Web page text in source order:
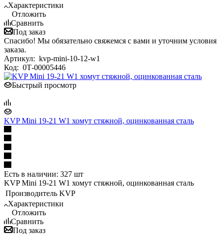
Характеристики
Отложить
Сравнить
Под заказ
Спасибо! Мы обязательно свяжемся с вами и уточним условия
заказа.
Артикул: kvp-mini-10-12-w1
Код: 0Т-00005446
Быстрый просмотр
KVP Mini 19-21 W1 хомут стяжной, оцинкованная сталь
Есть в наличии: 327 шт
KVP Mini 19-21 W1 хомут стяжной, оцинкованная сталь
Производитель KVP
Характеристики
Отложить
Сравнить
Под заказ